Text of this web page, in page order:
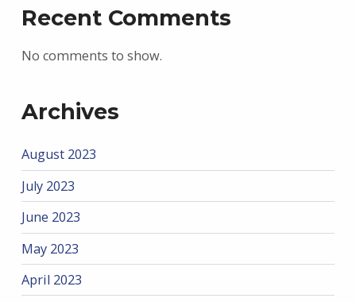
Recent Comments
No comments to show.
Archives
August 2023
July 2023
June 2023
May 2023
April 2023